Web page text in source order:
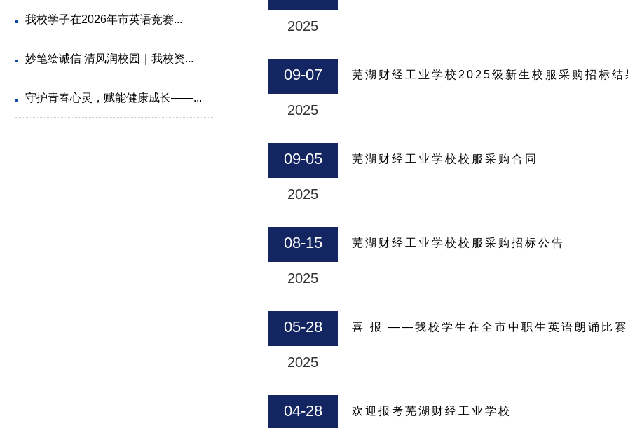
2025
09-07
2025
芜湖财经工业学校2025级新生校服采购招标结
09-05
2025
芜湖财经工业学校校服采购合同
08-15
2025
芜湖财经工业学校校服采购招标公告
05-28
2025
喜 报 ——我校学生在全市中职生英语朗诵比赛
04-28 欢迎报考芜湖财经工业学校
我校学子在2026年市英语竞赛...
妙笔绘诚信 清风润校园｜我校资...
守护青春心灵，赋能健康成长——...